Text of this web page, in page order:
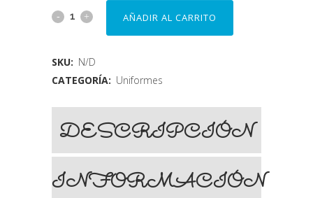
AÑADIR AL CARRITO
SKU: N/D
CATEGORÍA: Uniformes
DESCRIPCIÓN
INFORMACIÓN